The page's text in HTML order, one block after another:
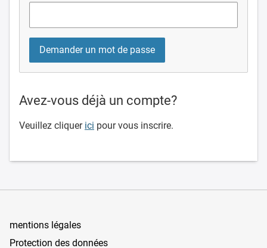
Avez-vous déjà un compte?
Veuillez cliquer ici pour vous inscrire.
mentions légales
Protection des données